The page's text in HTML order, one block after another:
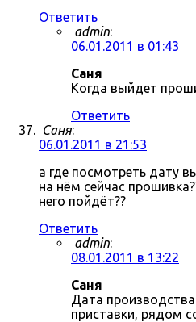
Ответить
admin:
06.01.2011 в 01:43
Саня
Когда выйдет
Ответить
Саня:
06.01.2011 в 21:53
а где посмотреть дату
на нём сейчас
него пойдёт??
Ответить
admin:
08.01.2011 в 13:22
Саня
Дата
приставки, рядом